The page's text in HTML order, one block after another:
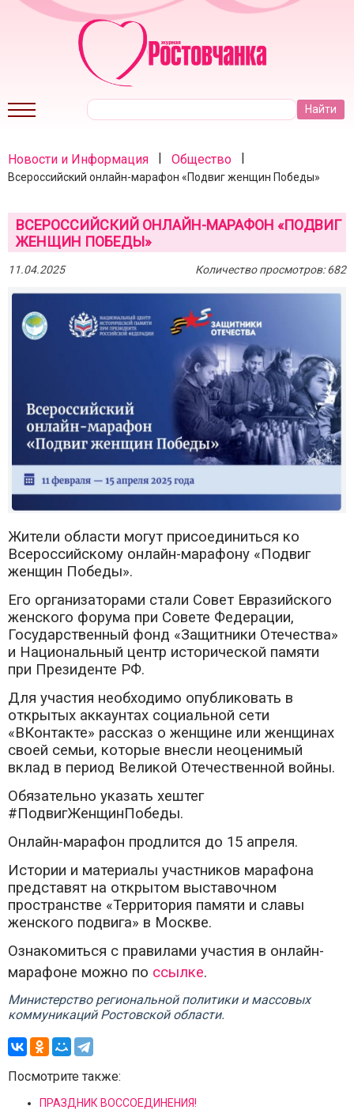
Новости и Информация | Общество |
Всероссийский онлайн-марафон «Подвиг женщин Победы»
ВСЕРОССИЙСКИЙ ОНЛАЙН-МАРАФОН «ПОДВИГ
ЖЕНЩИН ПОБЕДЫ»
11.04.2025 Количество просмотров: 682
Жители области могут присоединиться ко
Всероссийскому онлайн-марафону «Подвиг
женщин Победы».
Его организаторами стали Совет Евразийского
женского форума при Совете Федерации,
Государственный фонд «Защитники Отечества»
и Национальный центр исторической памяти
при Президенте РФ.
Для участия необходимо опубликовать в
открытых аккаунтах социальной сети
«ВКонтакте» рассказ о женщине или женщинах
своей семьи, которые внесли неоценимый
вклад в период Великой Отечественной войны.
Обязательно указать хештег
#ПодвигЖенщинПобеды.
Онлайн-марафон продлится до 15 апреля.
Истории и материалы участников марафона
представят на открытом выставочном
пространстве «Территория памяти и славы
женского подвига» в Москве.
Ознакомиться с правилами участия в онлайн-
марафоне можно по ссылке.
Министерство региональной политики и массовых
коммуникаций Ростовской области.
Посмотрите также:
ПРАЗДНИК ВОССОЕДИНЕНИЯ!